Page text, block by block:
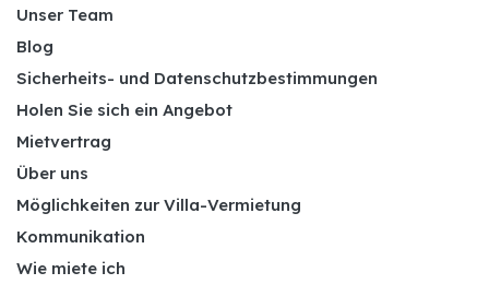
Unser Team
Blog
Sicherheits- und Datenschutzbestimmungen
Holen Sie sich ein Angebot
Mietvertrag
Über uns
Möglichkeiten zur Villa-Vermietung
Kommunikation
Wie miete ich